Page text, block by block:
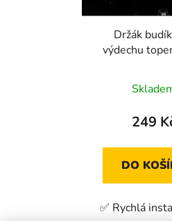
Držák
výdechu
249
DO
✅ Rychlá